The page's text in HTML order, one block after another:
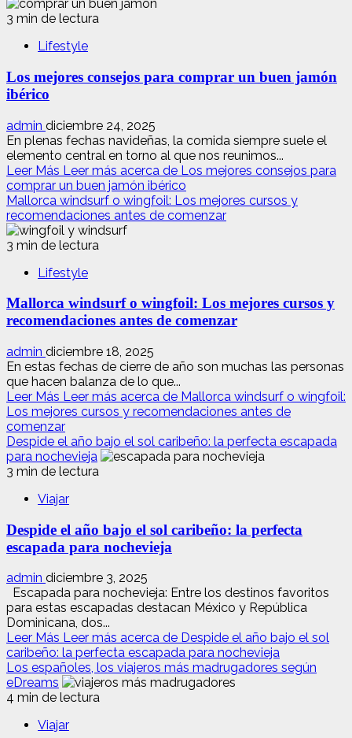
3 min de lectura
Lifestyle
Los mejores consejos para comprar un buen jamón
ibérico
admin diciembre 24, 2025
En plenas fechas navideñas, la comida siempre suele el
elemento central en torno al que nos reunimos...
Leer Más Leer más acerca de Los mejores consejos para
comprar un buen jamón ibérico
Mallorca windsurf o wingfoil: Los mejores cursos y
recomendaciones antes de comenzar
3 min de lectura
Lifestyle
Mallorca windsurf o wingfoil: Los mejores cursos y
recomendaciones antes de comenzar
admin diciembre 18, 2025
En estas fechas de cierre de año son muchas las personas
que hacen balanza de lo que...
Leer Más Leer más acerca de Mallorca windsurf o wingfoil:
Los mejores cursos y recomendaciones antes de
comenzar
Despide el año bajo el sol caribeño: la perfecta escapada
para nochevieja
3 min de lectura
Viajar
Despide el año bajo el sol caribeño: la perfecta
escapada para nochevieja
admin diciembre 3, 2025
Escapada para nochevieja: Entre los destinos favoritos
para estas escapadas destacan México y República
Dominicana, dos...
Leer Más Leer más acerca de Despide el año bajo el sol
caribeño: la perfecta escapada para nochevieja
Los españoles, los viajeros más madrugadores según
eDreams
4 min de lectura
Viajar